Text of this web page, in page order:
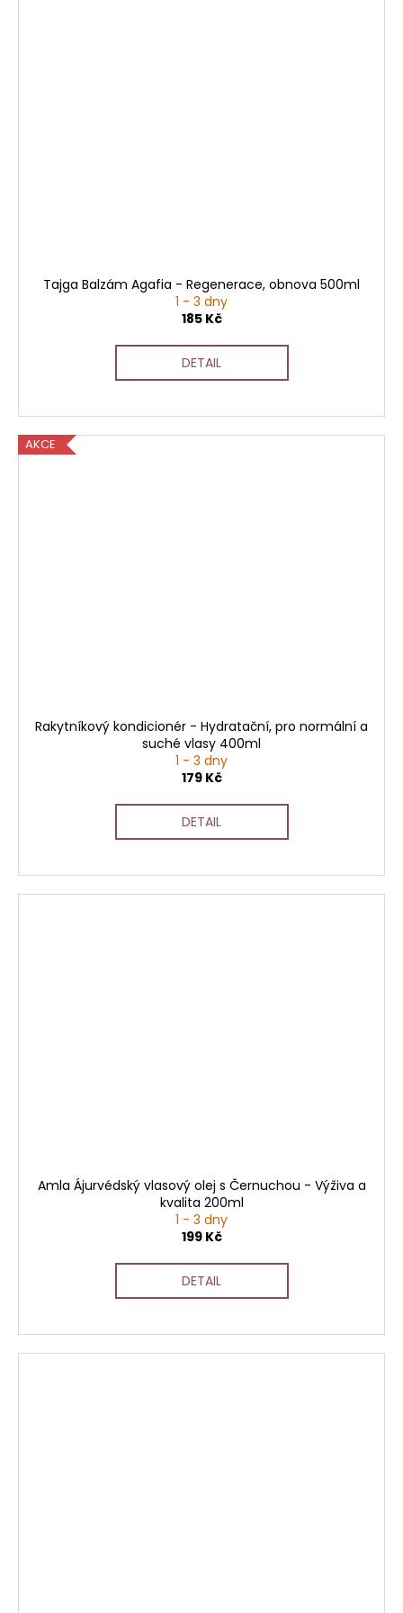
Tajga Balzám Agafia - Regenerace, obnova 500ml
1 - 3 dny
185 Kč
DETAIL
AKCE
Rakytníkový kondicionér - Hydratační, pro normální a
suché vlasy 400ml
1 - 3 dny
179 Kč
DETAIL
Amla Ájurvédský vlasový olej s Černuchou - Výživa a
kvalita 200ml
1 - 3 dny
199 Kč
DETAIL